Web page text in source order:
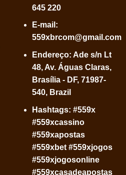
645 220
E-mail:
559xbrcom@gmail.com
Endereço: Ade s/n Lt
48, Av. Águas Claras,
Brasília - DF, 71987-
540, Brazil
Hashtags: #559x
#559xcassino
#559xapostas
#559xbet #559xjogos
#559xjogosonline
#559xcasadeapostas